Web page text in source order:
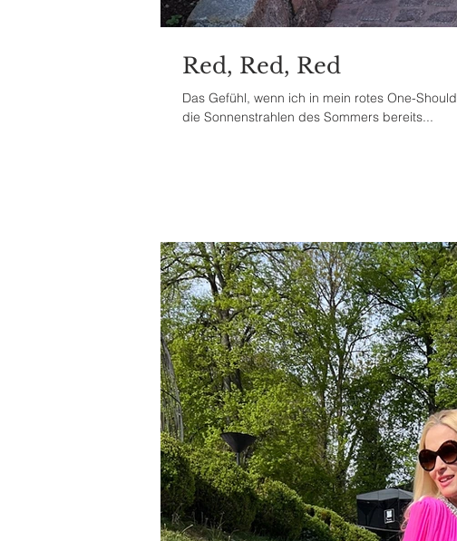
Red, Red, Red
Das Gefühl, wenn ich in mein rotes One-
die Sonnenstrahlen des Sommers bereits...